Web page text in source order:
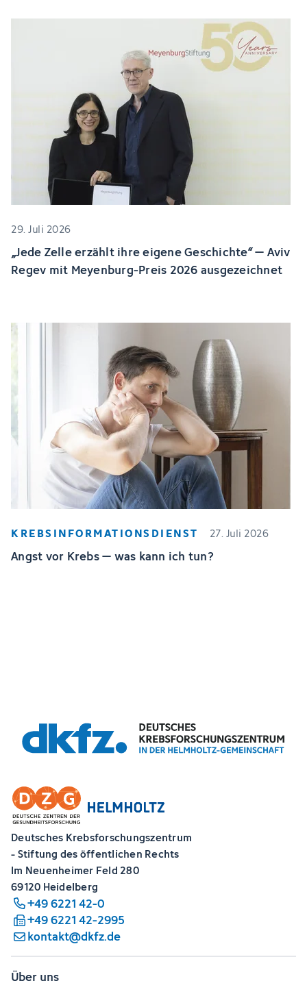
29. Juli 2026
„Jede Zelle erzählt ihre eigene Geschichte“ – Aviv
Regev mit Meyenburg-Preis 2026 ausgezeichnet
KREBSINFORMATIONSDIENST 27. Juli 2026
Angst vor Krebs – was kann ich tun?
Deutsches Krebsforschungszentrum
- Stiftung des öffentlichen Rechts
Im Neuenheimer Feld 280
69120 Heidelberg
+49 6221 42-0
+49 6221 42-2995
kontakt@dkfz.de
Über uns